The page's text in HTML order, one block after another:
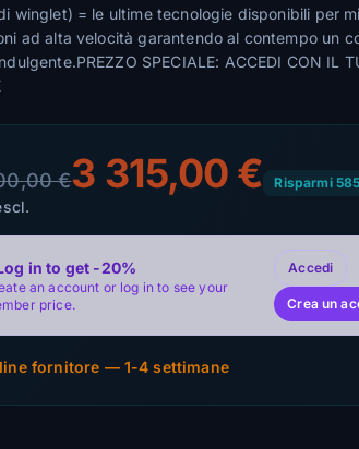
winglet) = le ultime tecnologie disponibili per
ad alta velocità garantendo al contempo un
SPECIALE: ACCEDI CON IL
€3 315,00 € Risparmi
Log in to get -20%
an account or log in to see your
price.
Accedi
Crea un
fornitore — 1-4 settimane